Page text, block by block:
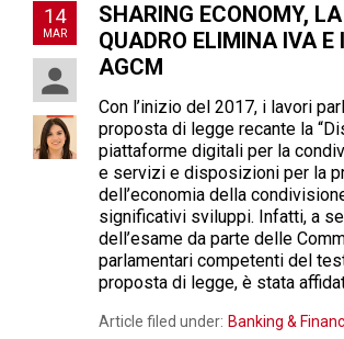
14
MAR
SHARING ECONOMY,
QUADRO ELIMINA IVA E
AGCM
Con l’inizio del 2017, i lavori
proposta di legge recante la
piattaforme digitali per la
e servizi e disposizioni per la
dell’economia della
significativi sviluppi. Infatti, a
dell’esame da parte delle
parlamentari competenti del
proposta di legge, è stata
Article filed under: Banking &